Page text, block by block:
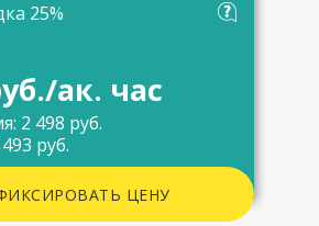
25%
ак. час
2 498 руб.
руб.
ЦЕНУ